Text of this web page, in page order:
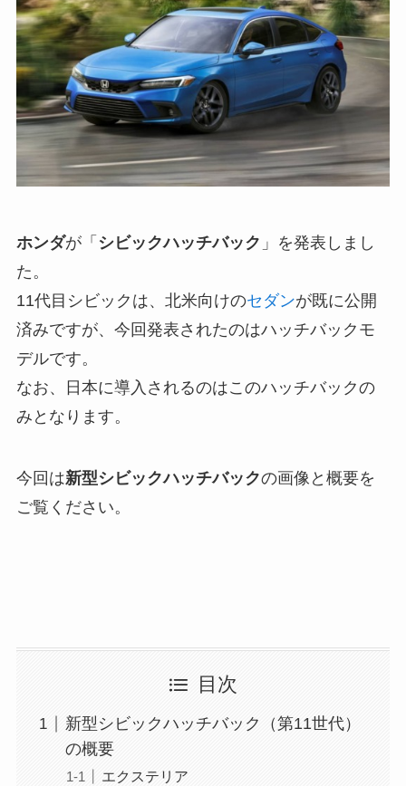
ホンダが「 シビックハッチバック 」を発表しまし
た。
11代目シビックは、北米向けのセダンが既に公開
済みですが、今回発表されたのはハッチバックモ
デルです。
なお、日本に導入されるのはこのハッチバックの
みとなります。
今回は新型シビックハッチバックの画像と概要を
ご覧ください。
目次
新型シビックハッチバック（第11世代）
の概要
エクステリア